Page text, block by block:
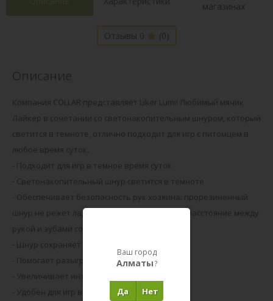
магазинах
Отзывы 0 (0)
Компания COLLAR представляет Liker Lumi! Любимый мячик
Лайкер в сочетании со светонакопительным шнуром, который
светится в темноте, отлично подходит для игр с питомцем в
любое время суток.
- Подходит для игр в темное время суток
- Светонакопительный шнур светится в темноте
- Обеспечивает безопасность рук хозяина: прорезиненный
шнур не режет ладонь, создает безопасное расстояние между
рукой и зубами собаки
- Шнур сохраняет свечение до 60 минут
- Помогает разыграть собаку
- Увеличивает интенсивность тренировки
- Удобен для игр в перетягивание
Ваш город
Алматы?
Нет
Да